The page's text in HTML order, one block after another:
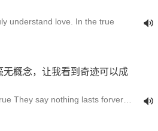
understand love. In the true
概念，让我看到奇迹可以成
They say nothing lasts forver…